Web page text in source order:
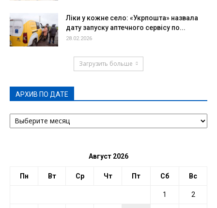
Ліки у кожне село: «Укрпошта» назвала
дату запуску аптечного сервісу по...
28.02.2026
Загрузить больше
АРХИВ ПО ДАТЕ
АРХИВ
ПО
Август 2026
Пн Вт Ср Чт Пт Сб Вс
1 2